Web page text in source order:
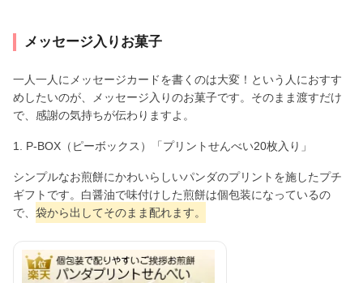
メッセージ入りお菓子
一人一人にメッセージカードを書くのは大変！という人におすす
めしたいのが、メッセージ入りのお菓子です。そのまま渡すだけ
で、感謝の気持ちが伝わりますよ。
1. P-BOX（ピーボックス）「プリントせんべい20枚入り」
シンプルなお煎餅にかわいらしいパンダのプリントを施したプチ
ギフトです。白醤油で味付けした煎餅は個包装になっているの
で、 袋から出してそのまま配れます。